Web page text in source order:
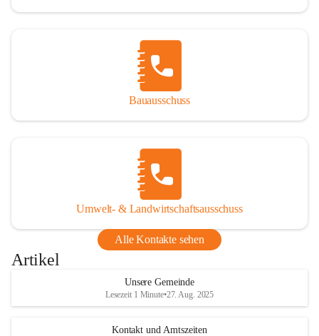
Bauausschuss
Umwelt- & Landwirtschaftsausschuss
Alle Kontakte sehen
Artikel
Unsere Gemeinde
Lesezeit 1 Minute•27. Aug. 2025
Kontakt und Amtszeiten